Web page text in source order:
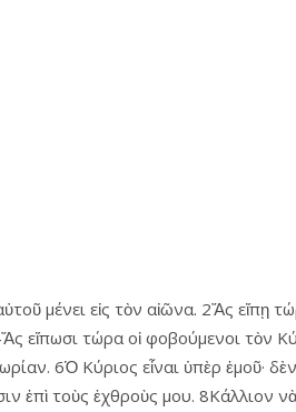
μένει εἰς τὸν αἰῶνα. 2Ἄς εἴπῃ
εἴπωσι τώρα οἱ φοβούμενοι τὸν
6Ὁ Κύριος εἶναι ὑπὲρ ἐμοῦ·
ἐπὶ τοὺς ἐχθροὺς μου.